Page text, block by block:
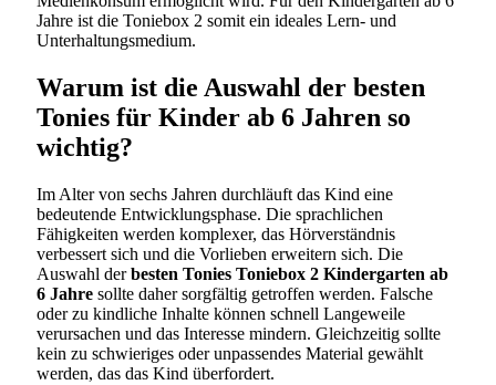
Jahre ist die Toniebox 2 somit ein ideales Lern- und
Unterhaltungsmedium.
Warum ist die Auswahl der besten
Tonies für Kinder ab 6 Jahren so
wichtig?
Im Alter von sechs Jahren durchläuft das Kind eine
bedeutende Entwicklungsphase. Die sprachlichen
Fähigkeiten werden komplexer, das Hörverständnis
verbessert sich und die Vorlieben erweitern sich. Die
Auswahl derbesten Tonies Toniebox 2 Kindergarten ab
6 Jahre sollte daher sorgfältig getroffen werden. Falsche
oder zu kindliche Inhalte können schnell Langeweile
verursachen und das Interesse mindern. Gleichzeitig sollte
kein zu schwieriges oder unpassendes Material gewählt
werden, das das Kind überfordert.